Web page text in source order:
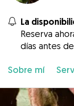
La
Reserva
días antes
Sobre mí